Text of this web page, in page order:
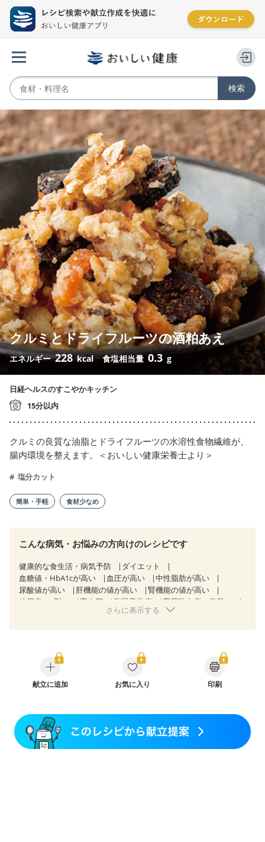
クルミとドライフルーツの酒粕あえ
エネルギー228 kcal 食塩相当量 0.3 g
日経ヘルスのすこやかキッチン
15分以内
クルミの良質な油脂とドライフルーツの水溶性食物繊維が、
腸内環境を整えます。＜おいしい健康栄養士より＞
塩分カット
簡単・手軽 食材少なめ
こんな病気・お悩みの方向けのレシピです
健康的な食生活・病気予防
ダイエット
血糖値・HbA1cが高い
血圧が高い
中性脂肪が高い
尿酸値が高い
肝機能の値が高い
腎機能の値が高い
糖尿病（2型）
高血圧 脂質異常症
高尿酸血症（痛風）
心臓弁膜症 心不全
糖尿病性腎症（第３期）
CKD（ステージ１）
CKD（ステージ２）
CKD（ステージ３b）
乳がん（抗がん剤治療中）
乳がん（ホルモン療法中）
妊婦健診・体重増加が気になる（初期）
妊婦健診・血圧が気になる（初期）
妊婦健診・血糖値が気になる（初期）
さらに表示する
献立に追加 お気に入り 印刷